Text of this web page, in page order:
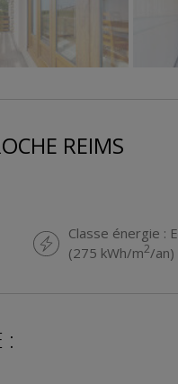
REIMS
Classe énergie : E
(275 kWh/m2/an)
: